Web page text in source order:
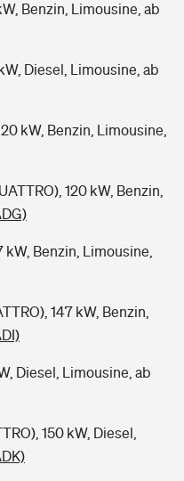
Benzin, Limousine, ab
Diesel, Limousine, ab
kW, Benzin, Limousine,
120 kW, Benzin,
kW, Benzin, Limousine,
147 kW, Benzin,
Diesel, Limousine, ab
150 kW, Diesel,